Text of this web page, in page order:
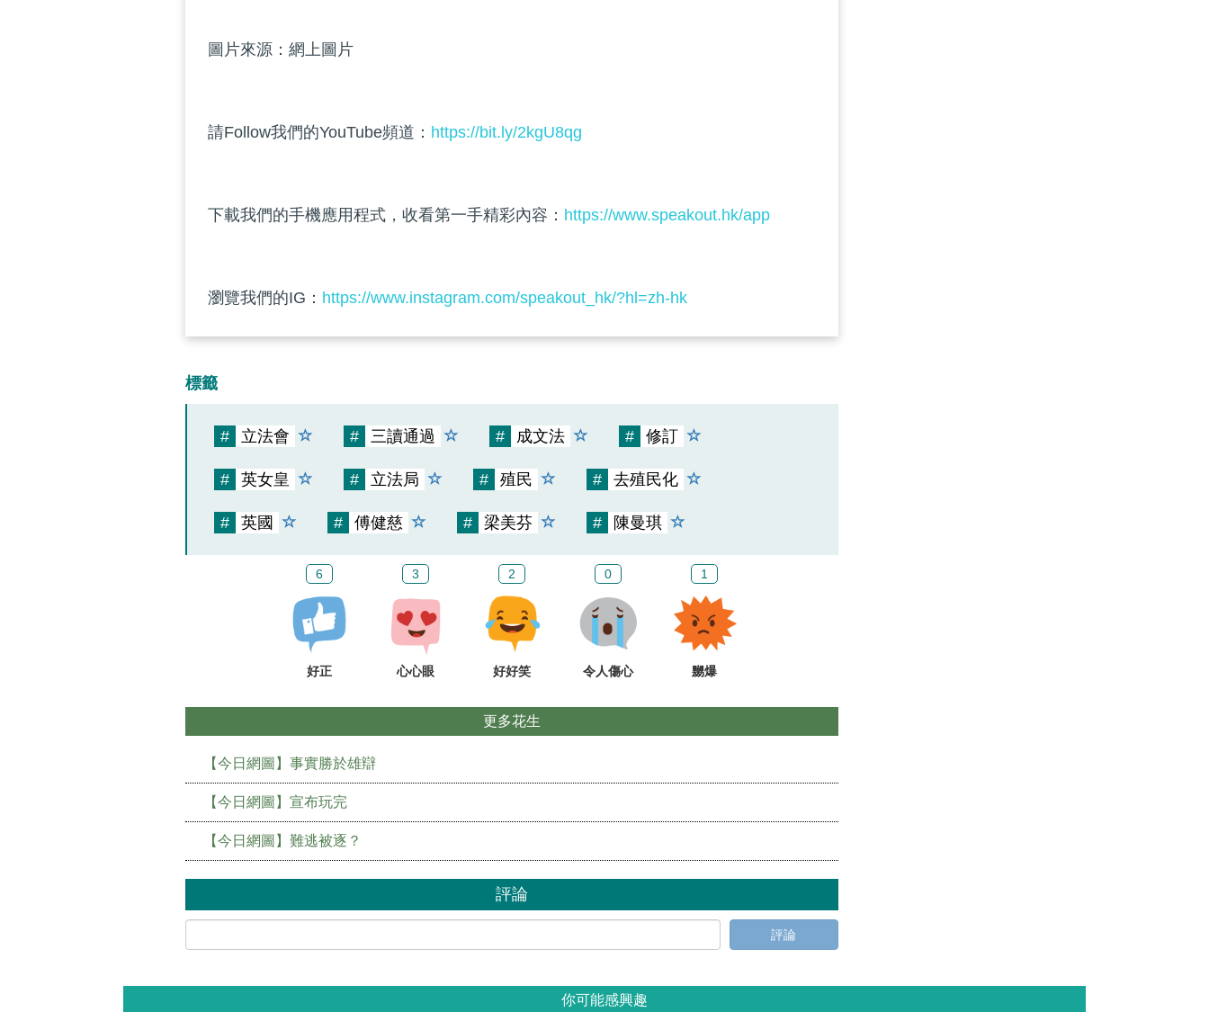
圖片來源：網上圖片
請Follow我們的YouTube頻道： https://bit.ly/2kgU8qg
下載我們的手機應用程式，收看第一手精彩內容： https://www.speakout.hk/app
瀏覽我們的IG： https://www.instagram.com/speakout_hk/?hl=zh-hk
標籤
# 立法會 # 三讀通過 # 成文法 # 修訂
# 英女皇 # 立法局 # 殖民 # 去殖民化
# 英國 # 傅健慈 # 梁美芬 # 陳曼琪
6
好正
3
心心眼
2
好好笑
0
令人傷心
1
嬲爆
更多花生
【今日網圖】事實勝於雄辯
【今日網圖】宣布玩完
【今日網圖】難逃被逐？
評論
評論
你可能感興趣